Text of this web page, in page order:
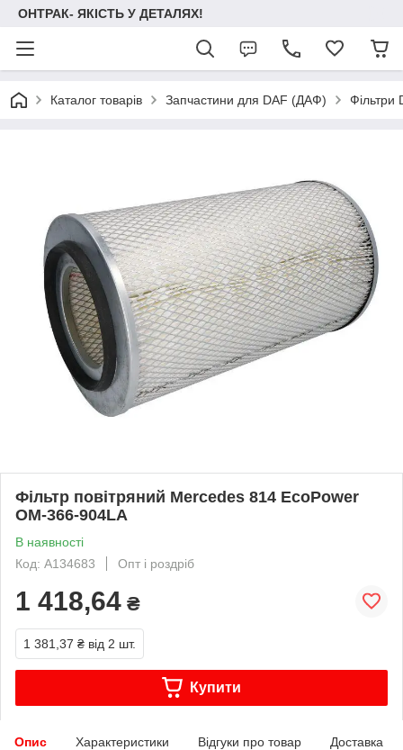
ОНТРАК- ЯКІСТЬ У ДЕТАЛЯХ!
Каталог товарів Запчастини для DAF (ДАФ) Фільтри
Фільтр повітряний Mercedes 814 EcoPower
OM-366-904LA
В наявності
Код: A134683
Опт і роздріб
1 418,64 ₴
1 381,37 ₴ від 2 шт.
Купити
Опис Характеристики Відгуки про товар Доставка